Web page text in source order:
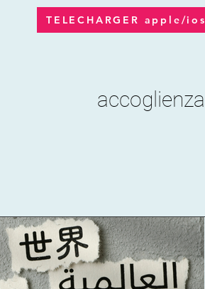
TELECHARGER apple/ios
accoglienza